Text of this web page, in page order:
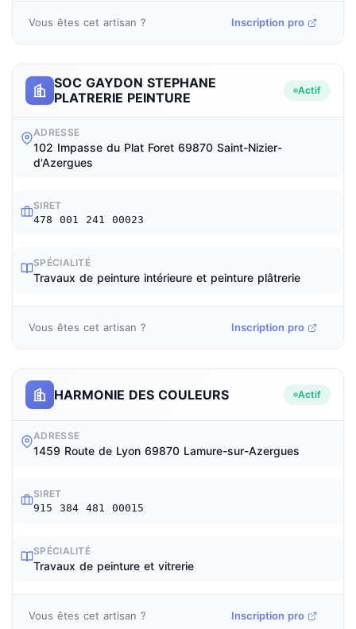
Vous êtes cet artisan ? Inscription pro
SOC GAYDON STEPHANE
PLATRERIE PEINTURE
Actif
ADRESSE
102 Impasse du Plat Foret 69870 Saint-Nizier-
d'Azergues
SIRET
478 001 241 00023
SPÉCIALITÉ
Travaux de peinture intérieure et peinture plâtrerie
Vous êtes cet artisan ? Inscription pro
HARMONIE DES COULEURS Actif
ADRESSE
1459 Route de Lyon 69870 Lamure-sur-Azergues
SIRET
915 384 481 00015
SPÉCIALITÉ
Travaux de peinture et vitrerie
Vous êtes cet artisan ? Inscription pro